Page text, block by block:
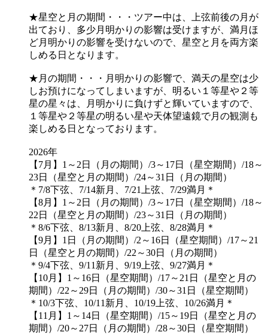
★星空と月の期間・・・ツアー中は、上弦前後の月が
出ており、多少月明かりの影響は受けますが、満月ほ
ど月明かりの影響を受けないので、星空と月を両方楽
しめる日となります。
★月の期間・・・月明かりの影響で、満天の星空は少
しお預けになってしまいますが、明るい１等星や２等
星の星々は、月明かりに負けずと輝いていますので、
１等星や２等星の明るい星や天体望遠鏡で月の観測も
楽しめる日となっております。
2026年
【7月】1～2日（月の期間）/3～17日（星空期間）/18～
23日（星空と月の期間）/24～31日（月の期間）
＊7/8下弦、7/14新月、7/21上弦、7/29満月＊
【8月】1～2日（月の期間）/3～17日（星空期間）/18～
22日（星空と月の期間）/23～31日（月の期間）
＊8/6下弦、8/13新月、8/20上弦、8/28満月＊
【9月】1日（月の期間）/2～16日（星空期間）/17～21
日（星空と月の期間）/22～30日（月の期間）
＊9/4下弦、9/11新月、9/19上弦、9/27満月＊
【10月】1～16日（星空期間）/17～21日（星空と月の
期間）/22～29日（月の期間）/30～31日（星空期間）
＊10/3下弦、10/11新月、10/19上弦、10/26満月＊
【11月】1～14日（星空期間）/15～19日（星空と月の
期間）/20～27日（月の期間）/28～30日（星空期間）